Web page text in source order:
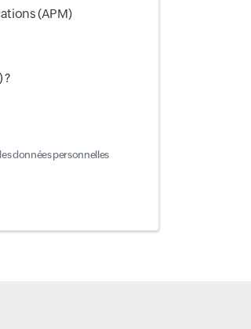
(APM)
?
données personnelles